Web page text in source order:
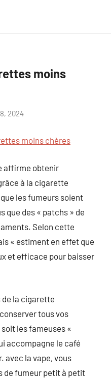
moins
2024
moins chères
affirme obtenir
à la cigarette
les fumeurs soient
que des « patchs » de
Selon cette
« estiment en effet que
et efficace pour baisser
de la cigarette
tous vos
les fameuses «
accompagne le café
avec la vape, vous
de fumeur petit à petit